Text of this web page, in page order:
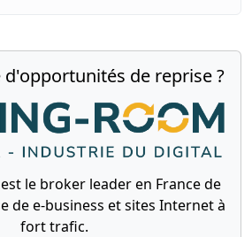
d'opportunités de reprise ?
est le broker leader en France de
de e-business et sites Internet à
fort trafic.